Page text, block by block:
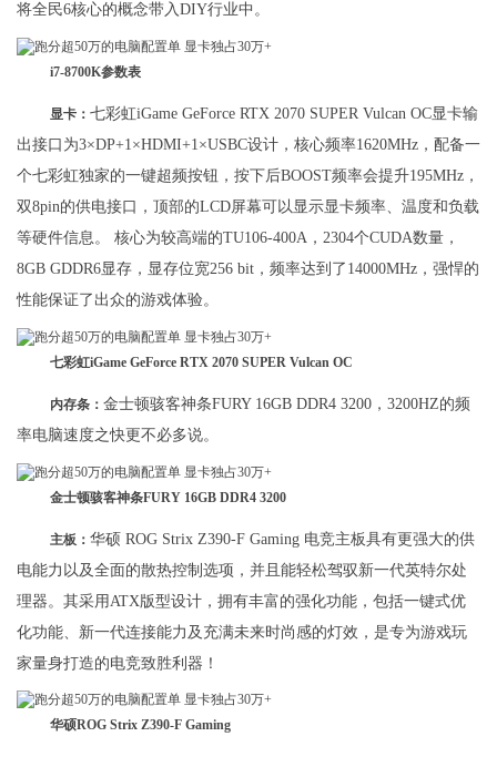
将全民6核心的概念带入DIY行业中。
i7-8700K参数表
显卡： 七彩虹iGame GeForce RTX 2070 SUPER Vulcan OC显卡输
出接口为3×DP+1×HDMI+1×USBC设计，核心频率1620MHz，配备一
个七彩虹独家的一键超频按钮，按下后BOOST频率会提升195MHz，
双8pin的供电接口，顶部的LCD屏幕可以显示显卡频率、温度和负载
等硬件信息。 核心为较高端的TU106-400A，2304个CUDA数量，
8GB GDDR6显存，显存位宽256 bit，频率达到了14000MHz，强悍的
性能保证了出众的游戏体验。
七彩虹iGame GeForce RTX 2070 SUPER Vulcan OC
内存条： 金士顿骇客神条FURY 16GB DDR4 3200，3200HZ的频
率电脑速度之快更不必多说。
金士顿骇客神条FURY 16GB DDR4 3200
主板： 华硕 ROG Strix Z390-F Gaming 电竞主板具有更强大的供
电能力以及全面的散热控制选项，并且能轻松驾驭新一代英特尔处
理器。其采用ATX版型设计，拥有丰富的强化功能，包括一键式优
化功能、新一代连接能力及充满未来时尚感的灯效，是专为游戏玩
家量身打造的电竞致胜利器！
华硕ROG Strix Z390-F Gaming